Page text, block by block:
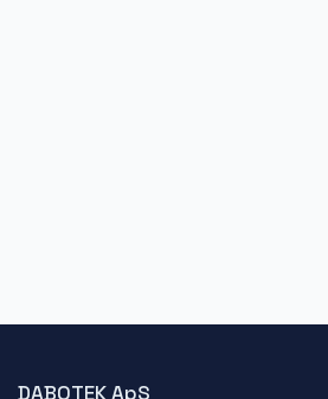
DABOTEK ApS